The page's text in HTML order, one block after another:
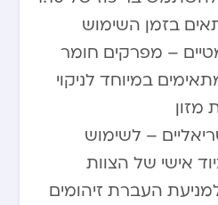
בזמן השימוש
– מפרקים חומר
במיוחד לניקוי
מזון
– לשימוש
אישי של הצוות
העברת זיהומים